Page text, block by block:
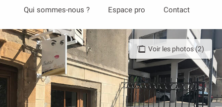
contenu
principal
Qui sommes-nous ? Espace pro Contact
Voir les photos (2)